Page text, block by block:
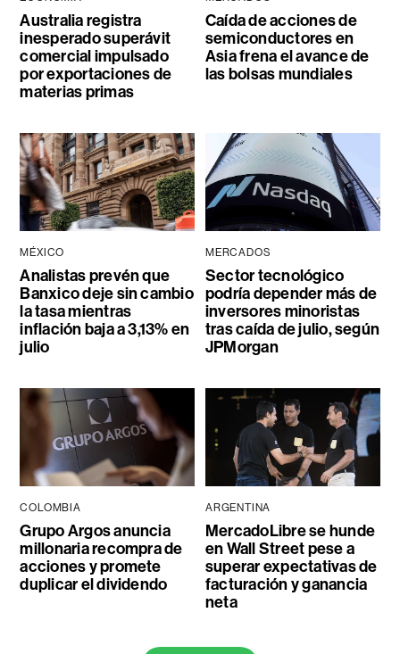
Australia registra
inesperado superávit
comercial impulsado
por exportaciones de
materias primas
Caída de acciones de
semiconductores en
Asia frena el avance de
las bolsas mundiales
MÉXICO
Analistas prevén que
Banxico deje sin cambio
la tasa mientras
inflación baja a 3,13% en
julio
MERCADOS
Sector tecnológico
podría depender más de
inversores minoristas
tras caída de julio, según
JPMorgan
COLOMBIA
Grupo Argos anuncia
millonaria recompra de
acciones y promete
duplicar el dividendo
ARGENTINA
MercadoLibre se hunde
en Wall Street pese a
superar expectativas de
facturación y ganancia
neta